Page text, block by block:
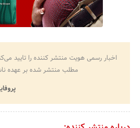
اخبار رسمی هویت منتشر کننده را تایید
مطلب منتشر شده بر عهده